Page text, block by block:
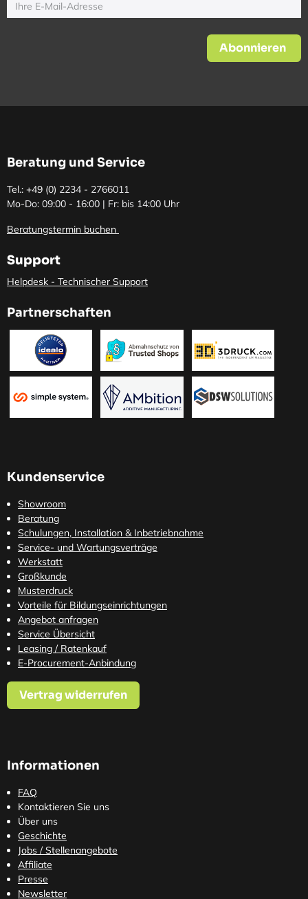
Abonnieren
Beratung und Service
Tel.: +49 (0) 2234 - 2766011
Mo-Do: 09:00 - 16:00 | Fr: bis 14:00 Uhr
Beratungstermin buchen
Support
Helpdesk - Technischer Support
Partnerschaften
Kundenservice
Showroom
Beratung
Schulungen, Installation & Inbetriebnahme
Service- und Wartungsverträge
Werkstatt
Großkunde
Musterdruck
Vorteile für Bildungseinrichtungen
Angebot anfragen
Service Übersicht
Leasing / Ratenkauf
E-Procurement-Anbindung
Vertrag widerrufen
Informationen
FAQ
Kontaktieren Sie uns
Über uns
Geschichte
Jobs / Stellenangebote
Affiliate
Presse
Newsletter